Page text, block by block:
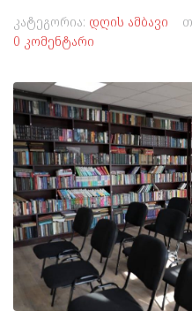
კატეგორია: დღის ამბავი
0 კომენტარი